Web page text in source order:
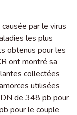
par le virus
les plus
obtenus pour les
ont montré sa
collectées
utilisées
de 348 pb pour
pour le couple